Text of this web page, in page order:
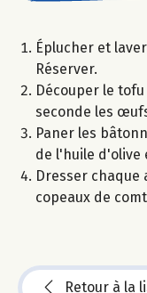
Éplucher et
Réserver.
Découper le
seconde les
Paner les
de l'huile d'olive
Dresser chaque
copeaux de
Retour à la